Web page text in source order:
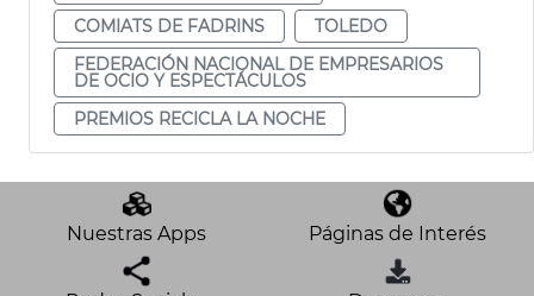
COMIATS DE FADRINS
TOLEDO
FEDERACIÓN NACIONAL DE EMPRESARIOS
DE OCIO Y ESPECTÁCULOS
PREMIOS RECICLA LA NOCHE
Nuestras Apps Páginas de Interés